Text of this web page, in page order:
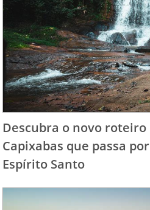
Descubra o novo
Capixabas que passa
Espírito Santo